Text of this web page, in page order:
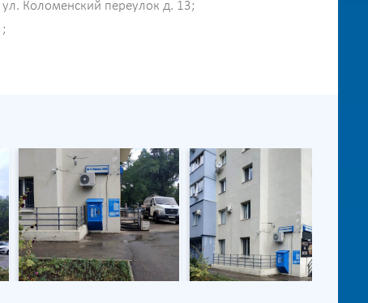
ул. Коломенский переулок д. 13;
;